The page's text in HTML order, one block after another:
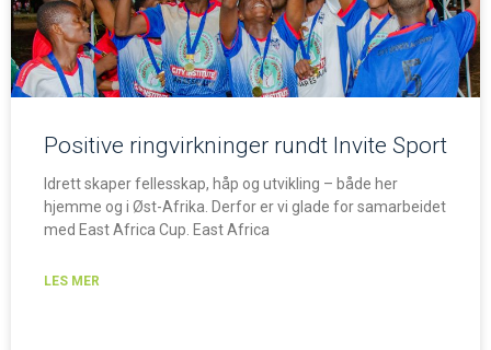
Positive ringvirkninger rundt Invite Sport
Idrett skaper fellesskap, håp og utvikling – både her
hjemme og i Øst-Afrika. Derfor er vi glade for samarbeidet
med East Africa Cup. East Africa
LES MER